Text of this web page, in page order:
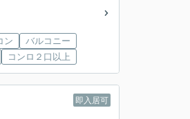
ン
バルコニー
コンロ２口以上
即入居可